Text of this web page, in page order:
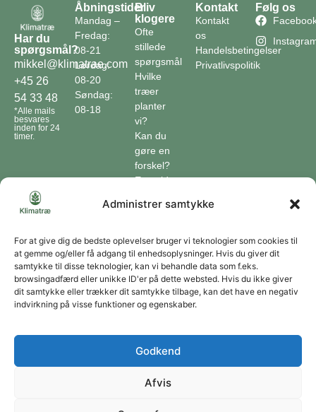
Administrer samtykke
For at give dig de bedste oplevelser bruger vi teknologier som cookies til
at gemme og/eller få adgang til enhedsoplysninger. Hvis du giver dit
samtykke til disse teknologier, kan vi behandle data som f.eks.
browsingadfærd eller unikke ID'er på dette websted. Hvis du ikke giver
dit samtykke eller trækker dit samtykke tilbage, kan det have en negativ
indvirkning på visse funktioner og egenskaber.
Godkend
Afvis
Har du
spørgsmål?
mikkel@klimatrae.com
+45 26
54 33 48
*Alle mails
besvares
inden for 24
timer.
Åbningstider
Mandag –
Fredag:
08-21
Lørdag:
08-20
Søndag:
08-18
Bliv
klogere
Ofte
stillede
spørgsmål
Hvilke
træer
planter
vi?
Kan du
gøre en
forskel?
En guide
Klimaordbogen
optager
træer
co2?
Kontakt
Kontakt
os
Handelsbetingelser
Privatlivspolitik
Følg os
Forbliv forbundet